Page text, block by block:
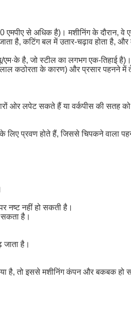
से अधिक है)। मशीनिंग के दौरान, वे
है, कटिंग बल में उतार-चढ़ाव होता है,
है, जो स्टील का लगभग एक-तिहाई
कठोरता के कारण) और प्रसार पहनने में
लपेट सकते हैं या वर्कपीस की सतह को
प्रवण होते हैं, जिससे चिपकने वाला
नष्ट नहीं हो सकती है।
सकता है।
है।
है, तो इससे मशीनिंग कंपन और बकबक